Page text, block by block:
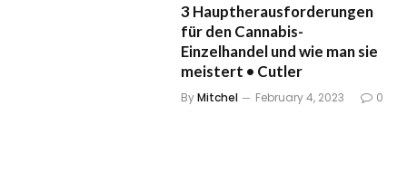
3 Hauptherausforderungen
für den Cannabis-
Einzelhandel und wie man sie
meistert • Cutler
ByMitchel February 4, 2023 0